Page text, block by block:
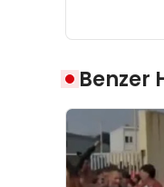
Benzer